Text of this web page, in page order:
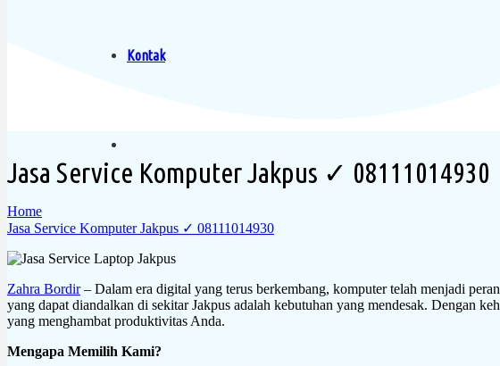
Kontak
Jasa Service Komputer Jakpus ✓ 08111014930
Home
Jasa Service Komputer Jakpus ✓ 08111014930
Zahra Bordir– Dalam era digital yang terus berkembang, komputer telah menjadi
yang dapat diandalkan di sekitar Jakpus adalah kebutuhan yang mendesak. Dengan
yang menghambat produktivitas Anda.
Mengapa Memilih Kami?